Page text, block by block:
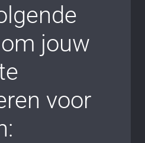
jouw
voor